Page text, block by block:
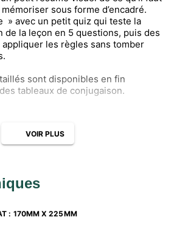
sous forme d’encadré.
» avec un petit quiz qui teste la
de la leçon en 5 questions, puis des
les règles sans tomber
sont disponibles en fin
tableaux de conjugaison.
VOIR PLUS
: 170MM X 225MM